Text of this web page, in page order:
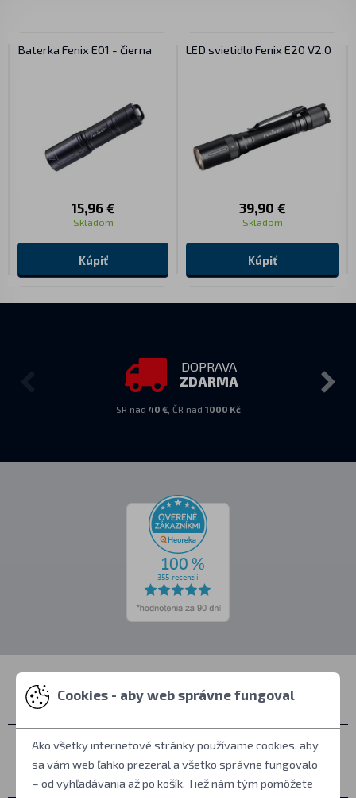
Baterka Fenix E01 - čierna
15,96 €
Skladom
Kúpiť
LED svietidlo Fenix E20 V2.0
39,90 €
Skladom
Kúpiť
DOPRAVA
ZDARMA
SR nad 40 €, ČR nad 1000 Kč
Kontakty
Zastihnete nás
Všetko o nákupe
Cookies - aby web správne fungoval
Ako všetky internetové stránky používame cookies, aby
sa vám web ľahko prezeral a všetko správne fungovalo
– od vyhľadávania až po košík. Tiež nám tým pomôžete